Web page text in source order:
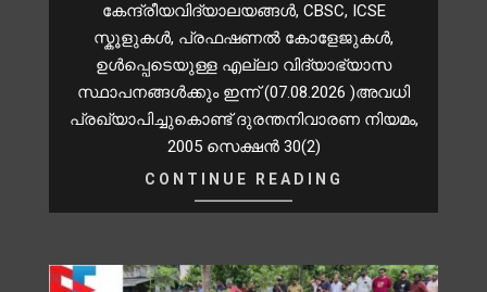
കേന്ദ്രീയവിദ്യാലയങ്ങള്‍, CBSC, ICSE
സ്കൂളുകള്‍, പ്രഫഷണല്‍ കോളേജുകള്‍,
ഉള്‍പ്പെടെയുള്ള എല്ലാ വിദ്യാഭ്യാസ
സ്ഥാപനങ്ങള്‍ക്കും ഇന്ന് (07.08.2026 )അവധി
പ്രഖ്യാപിച്ചുകൊണ്ട് ദുരന്തനിവാരണ നിയമം,
2005 സെക്ഷന്‍ 30(2)
CONTINUE READING